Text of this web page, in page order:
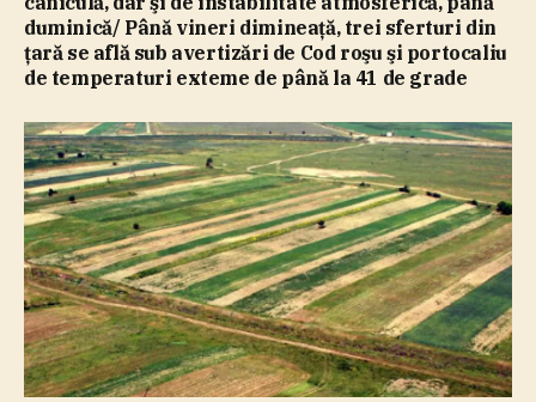
duminică/ Până vineri dimineaţă, trei sferturi din
ţară se află sub avertizări de Cod roşu şi portocaliu
de temperaturi exteme de până la 41 de grade